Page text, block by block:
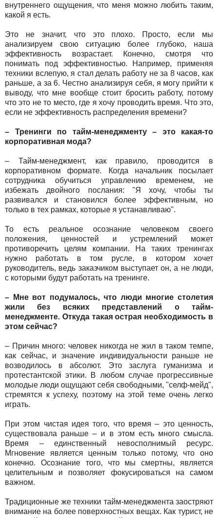
внутреннего ощущения, что меня можно любить таким,
какой я есть.
Это не значит, что это плохо. Просто, если мы
анализируем свою ситуацию более глубоко, наша
эффективность возрастает. Конечно, смотря что
понимать под эффективностью. Например, применяя
техники вслепую, я стал делать работу не за 8 часов, как
раньше, а за 6. Честно анализируя себя, я могу прийти к
выводу, что мне вообще стоит бросить работу, потому
что это не то место, где я хочу проводить время. Что это,
если не эффективность распределения времени?
– Тренинги по тайм-менеджменту – это какая-то
корпоративная мода?
– Тайм-менеджмент, как правило, проводится в
корпоративном формате. Когда начальник посылает
сотрудника обучиться управлению временем, не
избежать двойного послания: "Я хочу, чтобы ты
развивался и становился более эффективным, но
только в тех рамках, которые я устанавливаю".
То есть реальное осознание человеком своего
положения, ценностей и устремлений может
противоречить целям компании. На таких тренингах
нужно работать в том русле, в котором хочет
руководитель, ведь заказчиком выступает он, а не люди,
с которыми будут работать на тренинге.
– Мне вот подумалось, что люди многие столетия
жили без всяких представлений о тайм-
менеджменте. Откуда такая острая необходимость в
этом сейчас?
– Причин много: человек никогда не жил в таком темпе,
как сейчас, и значение индивидуальности раньше не
возводилoсь в абсолют. Это заслуга гуманизма и
протестантской этики. В любом случае прогрессивные
молодые люди ощущают себя свободными, "селф-мейд",
стремятся к успеху, поэтому на этой теме очень легко
играть.
При этом чистая идея того, что время – это ценность,
существовала раньше – и в этом есть много смысла.
Время – единственный невосполнимый ресурс.
Мгновение является ценным только потому, что оно
конечно. Осознание того, что мы смертны, является
целительным и позволяет фокусироваться на самом
важном.
Традиционные же техники тайм-менеджмента заостряют
внимание на более поверхностных вещах. Как турист, не